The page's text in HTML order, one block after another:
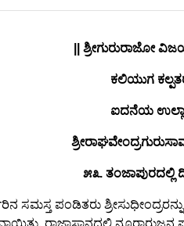
|| ಶ್ರೀಗುರುರಾಜೋ
ಕಲಿಯುಗ
ಐದನೆಯ
೫೩. ತಂಜಾಪುರದಲ್ಲಿ
ಸಮಸ್ತ ಪಂಡಿತರು
ರಾಜಾಸ್ಥಾನದಲ್ಲಿ ನೂರಾರುಜನ